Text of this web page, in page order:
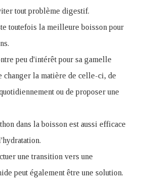
tout problème digestif.
toutefois la meilleure boisson pour
peu d'intérêt pour sa gamelle
changer la matière de celle-ci, de
ou de proposer une
dans la boisson est aussi efficace
une transition vers une
peut également être une solution.